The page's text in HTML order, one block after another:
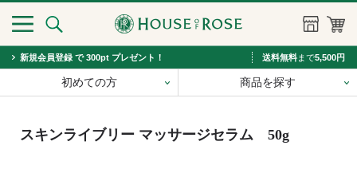
新規会員登録 で 300pt プレゼント！ 送料無料まで5,500円
初めての方 商品を探す
スキンライブリー マッサージセラム 50g